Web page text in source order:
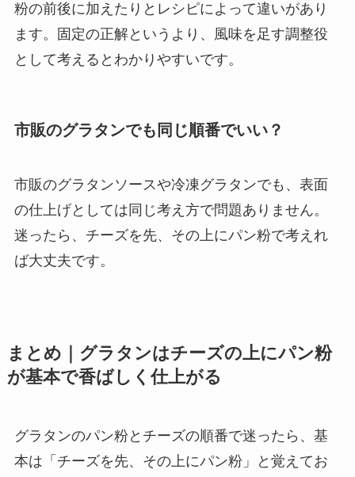
粉の前後に加えたりとレシピによって違いがあり
ます。固定の正解というより、風味を足す調整役
として考えるとわかりやすいです。
市販のグラタンでも同じ順番でいい？
市販のグラタンソースや冷凍グラタンでも、表面
の仕上げとしては同じ考え方で問題ありません。
迷ったら、チーズを先、その上にパン粉で考えれ
ば大丈夫です。
まとめ｜グラタンはチーズの上にパン粉
が基本で香ばしく仕上がる
グラタンのパン粉とチーズの順番で迷ったら、基
本は「チーズを先、その上にパン粉」と覚えてお